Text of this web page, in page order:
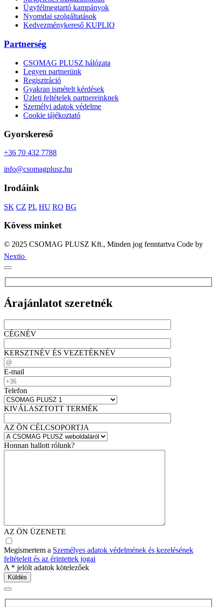
Ügyfélmegtartó kampányok
Nyomdai szolgáltatások
Kedvezménykereső KUPLIO
Partnerség
CSOMAG PLUSZ hálózata
Legyen partnerünk
Regisztráció
Gyakran ismételt kérdések
Üzleti feltételek partnereinknek
Személyi adatok védelme
Cookie tájékoztató
Gyorskereső
+36 70 432 7788
info@csomagplusz.hu
Irodáink
SK CZ PL HU RO BG
Kövess minket
© 2025 CSOMAG PLUSZ Kft., Minden jog fenntartva Code by
Nextio
Árajánlatot szeretnék
CÉGNÉV
KERSZTNÉV ÉS VEZETÉKNÉV
E-mail
Telefon
KIVÁLASZTOTT TERMÉK
AZ ÖN CÉLCSOPORTJA
Honnan hallott rólunk?
AZ ÖN ÜZENETE
Megismertem a Személyes adatok védelmének és kezelésének
feltételeit és az érintettek jogai
A * jelölt adatok kötelezőek